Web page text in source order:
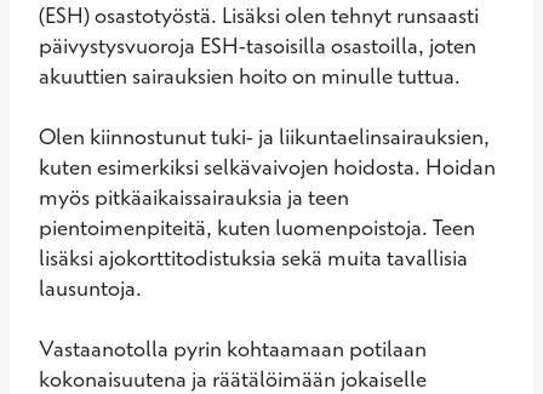
(ESH) osastotyöstä. Lisäksi olen tehnyt runsaasti
päivystysvuoroja ESH-tasoisilla osastoilla, joten
akuuttien sairauksien hoito on minulle tuttua.
Olen kiinnostunut tuki- ja liikuntaelinsairauksien,
kuten esimerkiksi selkävaivojen hoidosta. Hoidan
myös pitkäaikaissairauksia ja teen
pientoimenpiteitä, kuten luomenpoistoja. Teen
lisäksi ajokorttitodistuksia sekä muita tavallisia
lausuntoja.
Vastaanotolla pyrin kohtaamaan potilaan
kokonaisuutena ja räätälöimään jokaiselle